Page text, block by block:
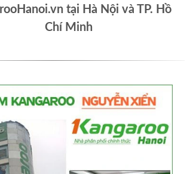
tại Hà Nội và TP. Hồ
Chí Minh